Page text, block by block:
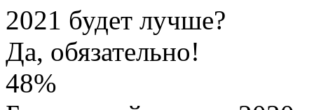
2021 будет лучше?
Да, обязательно!
48%